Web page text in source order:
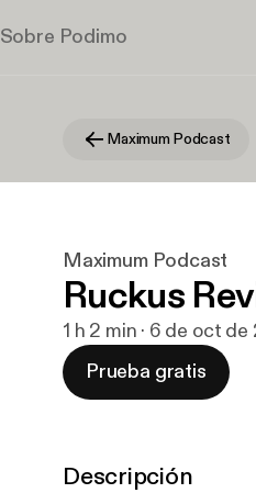
Sobre Podimo
Maximum Podcast
Maximum Podcast
Ruckus
1 h 2 min · 6 de oct de
Prueba gratis
Descripción